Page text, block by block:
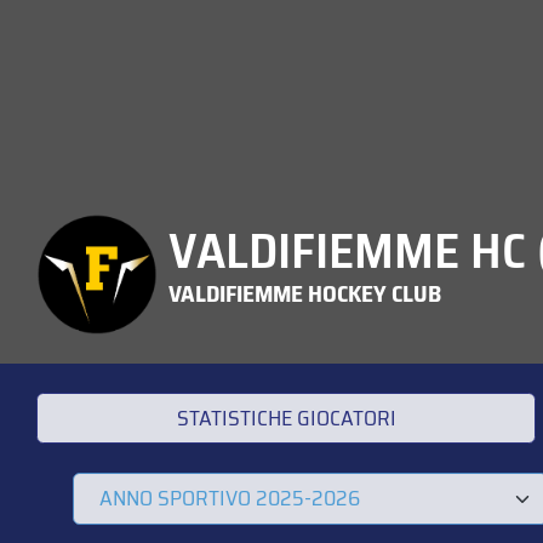
VALDIFIEMME HC
VALDIFIEMME HOCKEY CLUB
STATISTICHE GIOCATORI